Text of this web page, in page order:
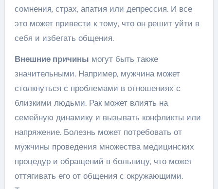
сомнения, страх, апатия или депрессия. И все
это может привести к тому, что он решит уйти в
себя и избегать общения.
Внешние причины могут быть также
значительными. Например, мужчина может
столкнуться с проблемами в отношениях с
близкими людьми. Рак может влиять на
семейную динамику и вызывать конфликты или
напряжение. Болезнь может потребовать от
мужчины проведения множества медицинских
процедур и обращений в больницу, что может
оттягивать его от общения с окружающими.